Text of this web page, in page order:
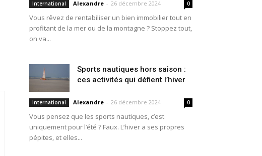
International Alexandre - 26 décembre 2024 0
Vous rêvez de rentabiliser un bien immobilier tout en
profitant de la mer ou de la montagne ? Stoppez tout,
on va...
Sports nautiques hors saison :
ces activités qui défient l’hiver
International Alexandre - 26 décembre 2024 0
Vous pensez que les sports nautiques, c’est
uniquement pour l’été ? Faux. L’hiver a ses propres
pépites, et elles...